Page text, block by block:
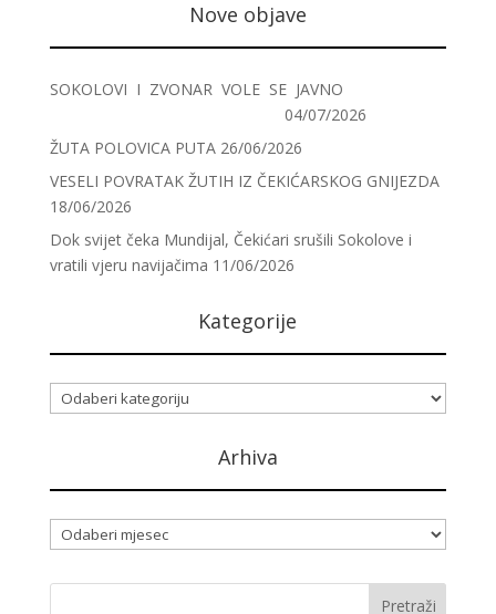
Nove objave
SOKOLOVI I ZVONAR VOLE SE JAVNO
04/07/2026
ŽUTA POLOVICA PUTA 26/06/2026
VESELI POVRATAK ŽUTIH IZ ČEKIĆARSKOG GNIJEZDA
18/06/2026
Dok svijet čeka Mundijal, Čekićari srušili Sokolove i
vratili vjeru navijačima 11/06/2026
Kategorije
Kategorije
Arhiva
Arhiva